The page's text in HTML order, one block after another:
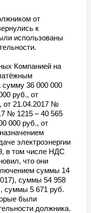
от
к
использованы
Компанией на
сумму 36 000 000
руб., от
от 21.04.2017 №
№ 1215 – 40 565
000 руб., от
электроэнергии
в том числе НДС
что они
суммы 14
суммы 54 958
суммы 5 671 руб.
были
должника.